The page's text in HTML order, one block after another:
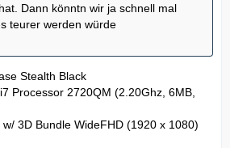
Dann könntn wir ja schnell mal
teurer werden würde
Stealth Black
Processor 2720QM (2.20Ghz, 6MB,
3D Bundle WideFHD (1920 x 1080)